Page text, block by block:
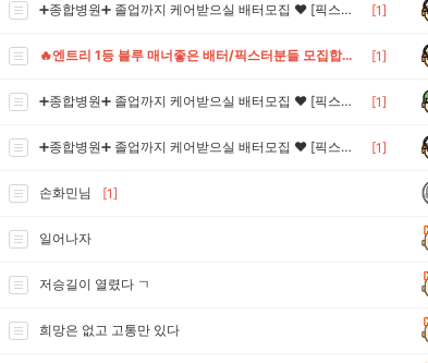
➕종합병원➕ 졸업까지 케어받으실 배터모집 ❤️ [픽스터모집] ❤️ [1]
🔥엔트리 1등 블루 매너좋은 배터/픽스터분들 모집합니다🔥 [1]
➕종합병원➕ 졸업까지 케어받으실 배터모집 ❤ [픽스터모집] ❤ [1]
➕종합병원➕ 졸업까지 케어받으실 배터모집 ❤️ [픽스터모집] ❤️ [1]
손화민님 [1]
일어나자
저승길이 열렸다 ㄱ
희망은 없고 고통만 있다